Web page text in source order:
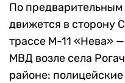
По предварительным
движется в сторону
трассе М-11 «Нева»
МВД возле села
районе: